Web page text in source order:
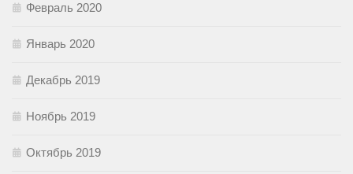
Февраль 2020
Январь 2020
Декабрь 2019
Ноябрь 2019
Октябрь 2019